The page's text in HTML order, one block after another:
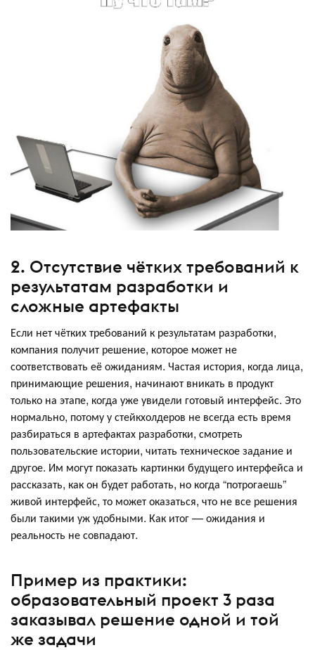
2. Отсутствие чётких требований к
результатам разработки и
сложные артефакты
Если нет чётких требований к результатам разработки,
компания получит решение, которое может не
соответствовать её ожиданиям. Частая история, когда лица,
принимающие решения, начинают вникать в продукт
только на этапе, когда уже увидели готовый интерфейс. Это
нормально, потому у стейкхолдеров не всегда есть время
разбираться в артефактах разработки, смотреть
пользовательские истории, читать техническое задание и
другое. Им могут показать картинки будущего интерфейса и
рассказать, как он будет работать, но когда “потрогаешь”
живой интерфейс, то может оказаться, что не все решения
были такими уж удобными. Как итог — ожидания и
реальность не совпадают.
Пример из практики:
образовательный проект 3 раза
заказывал решение одной и той
же задачи